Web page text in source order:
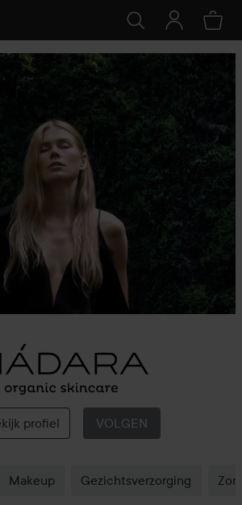
Mádara
profiel VOLGEN
Makeup Gezichtsverzorging Zon